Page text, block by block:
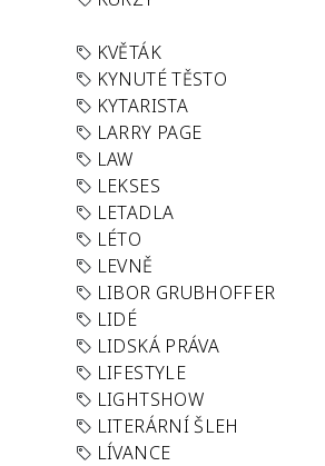
KVĚTÁK
KYNUTÉ TĚSTO
KYTARISTA
LARRY PAGE
LAW
LEKSES
LETADLA
LÉTO
LEVNĚ
LIBOR GRUBHOFFER
LIDÉ
LIDSKÁ PRÁVA
LIFESTYLE
LIGHTSHOW
LITERÁRNÍ ŠLEH
LÍVANCE